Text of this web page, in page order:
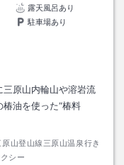
露天風呂あり
駐車場あり
原山内輪山や溶岩流
油を使った“椿料
山登山線三原山温泉行き
シー